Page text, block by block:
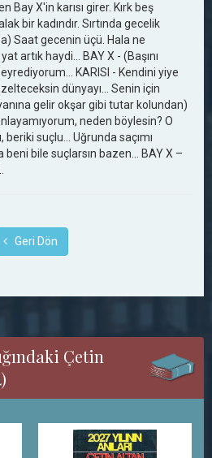
Bay X'in karısı girer. Kırk beş
bir kadındır. Sırtında gecelik
Saat gecenin üçü. Hala ne
artık haydi... BAY X - (Başını
KARISI - Kendini yiye
dünyayı... Senin için
gelir okşar gibi tutar kolundan)
neden böylesin? O
suçlu... Uğrunda saçımı
bile suçlarsın bazen... BAY X –
Geri Dön
Çetin